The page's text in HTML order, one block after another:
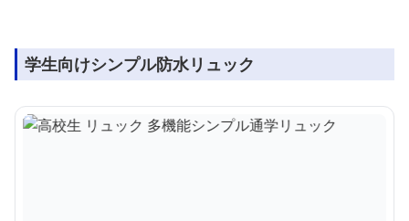
学生向けシンプル防水リュック